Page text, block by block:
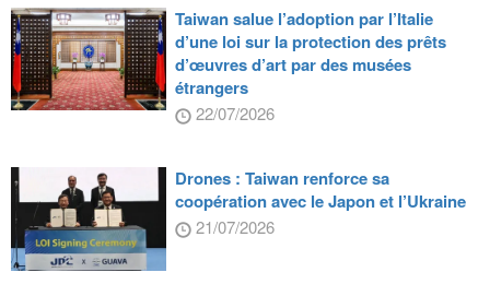
Taiwan salue l’adoption par l’Italie
d’une loi sur la protection des prêts
d’œuvres d’art par des musées
étrangers
22/07/2026
Drones : Taiwan renforce sa
coopération avec le Japon et l’Ukraine
21/07/2026